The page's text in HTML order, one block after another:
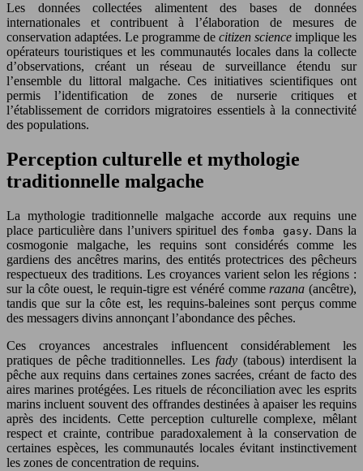
Les données collectées alimentent des bases de données
internationales et contribuent à l’élaboration de mesures de
conservation adaptées. Le programme de citizen science implique les
opérateurs touristiques et les communautés locales dans la collecte
d’observations, créant un réseau de surveillance étendu sur
l’ensemble du littoral malgache. Ces initiatives scientifiques ont
permis l’identification de zones de nurserie critiques et
l’établissement de corridors migratoires essentiels à la connectivité
des populations.
Perception culturelle et mythologie
traditionnelle malgache
La mythologie traditionnelle malgache accorde aux requins une
place particulière dans l’univers spirituel des fomba gasy. Dans la
cosmogonie malgache, les requins sont considérés comme les
gardiens des ancêtres marins, des entités protectrices des pêcheurs
respectueux des traditions. Les croyances varient selon les régions :
sur la côte ouest, le requin-tigre est vénéré comme razana (ancêtre),
tandis que sur la côte est, les requins-baleines sont perçus comme
des messagers divins annonçant l’abondance des pêches.
Ces croyances ancestrales influencent considérablement les
pratiques de pêche traditionnelles. Les fady(tabous) interdisent la
pêche aux requins dans certaines zones sacrées, créant de facto des
aires marines protégées. Les rituels de réconciliation avec les esprits
marins incluent souvent des offrandes destinées à apaiser les requins
après des incidents. Cette perception culturelle complexe, mêlant
respect et crainte, contribue paradoxalement à la conservation de
certaines espèces, les communautés locales évitant instinctivement
les zones de concentration de requins.